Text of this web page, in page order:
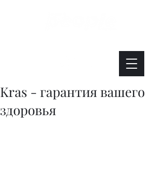
Kras - гарантия вашего
здоровья